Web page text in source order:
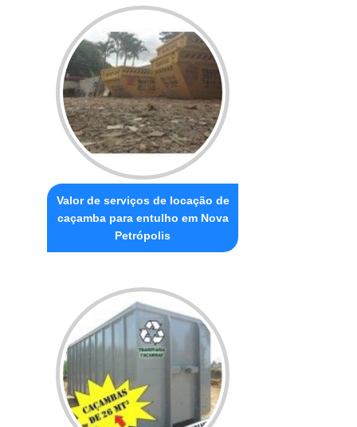
Valor de serviços de locação de
caçamba para entulho em Nova
Petrópolis